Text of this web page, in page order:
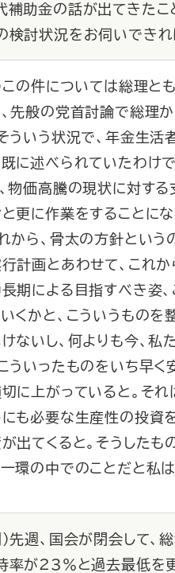
補助金の話が出てきた
検討状況をお伺いできれ
この件については総理と
先般の党首討論で総理
ういう状況で、年金生
に述べられていたわけ
物価高騰の現状に対する
更に作業をすることにな
から、骨太の方針という
計画とあわせて、これ
期による目指すべき姿
くかと、こういうもの
ないし、何よりも今、私
ういったものをいち早く
に上がっていると。そ
も必要な生産性の投資
出てくると。そうしたも
環の中でのことだと私は
）先週、国会が閉会して
率が23％と過去最低を更